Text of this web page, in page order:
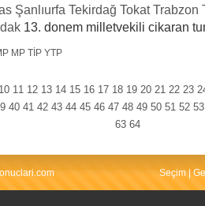
Şanlıurfa Tekirdağ Tokat Trabzon
13. donem milletvekili cikaran
MP TİP YTP
10 11 12 13 14 15 16 17 18 19 20 21 22 23
40 41 42 43 44 45 46 47 48 49 50 51 52 53
63 64
Seçim |